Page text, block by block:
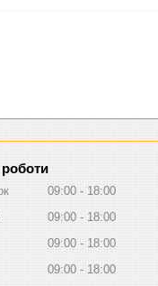
09:00
18:00
09:00
18:00
09:00
18:00
09:00
18:00